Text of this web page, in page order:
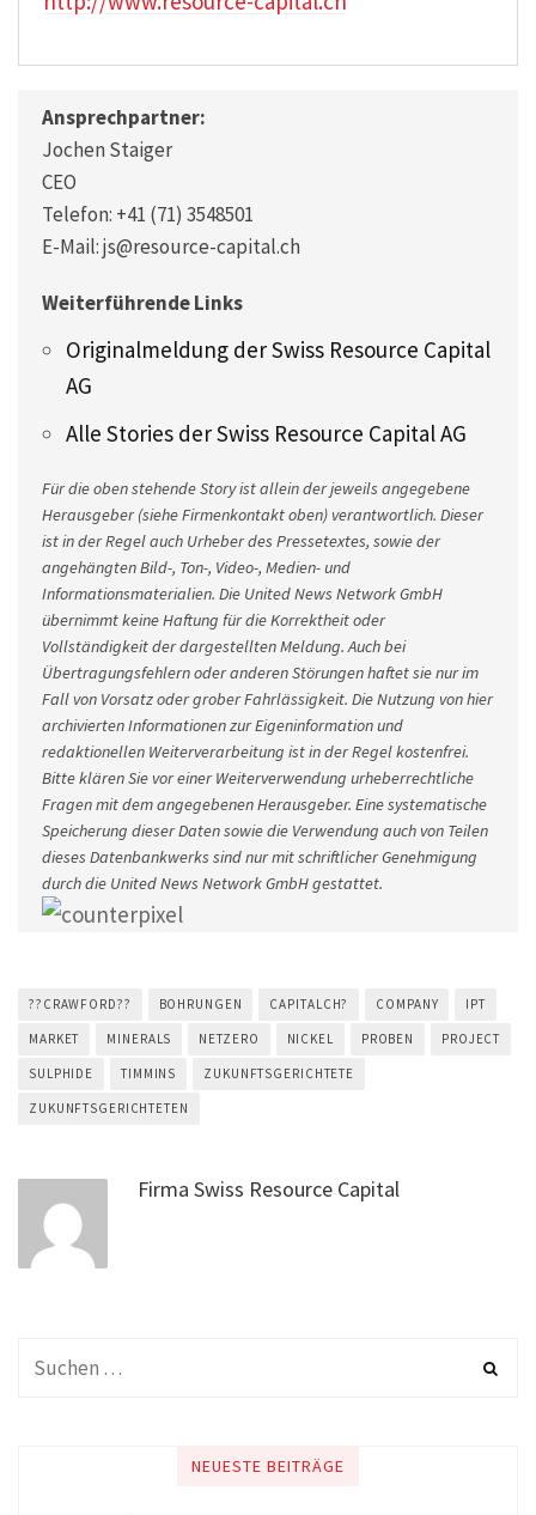
Ansprechpartner:
Jochen Staiger
CEO
Telefon: +41 (71) 3548501
E-Mail: js@resource-capital.ch
Weiterführende Links
Originalmeldung der Swiss Resource Capital
AG
Alle Stories der Swiss Resource Capital AG
Für die oben stehende Story ist allein der jeweils angegebene
Herausgeber (siehe Firmenkontakt oben) verantwortlich. Dieser
ist in der Regel auch Urheber des Pressetextes, sowie der
angehängten Bild-, Ton-, Video-, Medien- und
Informationsmaterialien. Die United News Network GmbH
übernimmt keine Haftung für die Korrektheit oder
Vollständigkeit der dargestellten Meldung. Auch bei
Übertragungsfehlern oder anderen Störungen haftet sie nur im
Fall von Vorsatz oder grober Fahrlässigkeit. Die Nutzung von hier
archivierten Informationen zur Eigeninformation und
redaktionellen Weiterverarbeitung ist in der Regel kostenfrei.
Bitte klären Sie vor einer Weiterverwendung urheberrechtliche
Fragen mit dem angegebenen Herausgeber. Eine systematische
Speicherung dieser Daten sowie die Verwendung auch von Teilen
dieses Datenbankwerks sind nur mit schriftlicher Genehmigung
durch die United News Network GmbH gestattet.
??CRAWFORD?? BOHRUNGEN CAPITALCH? COMPANY IPT
MARKET MINERALS NETZERO NICKEL PROBEN PROJECT
SULPHIDE TIMMINS ZUKUNFTSGERICHTETE
ZUKUNFTSGERICHTETEN
Firma Swiss Resource Capital
NEUESTE BEITRÄGE